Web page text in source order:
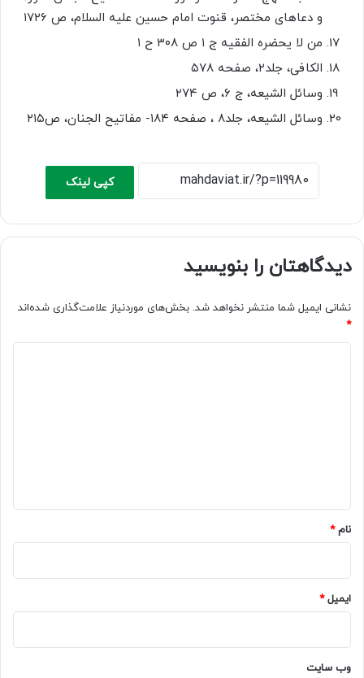
و دعاهای مختصر، قنوت امام حسین علیه السلام، ص ۱۷۲۶
من لا یحضره الفقیه ج ۱ ص ۳۰۸ ح ۱
الکافی، جلد۲، صفحه ۵۷۸
وسائل الشیعه، ج ۶، ص ۲۷۴
وسائل الشیعه، جلد۸ ، صفحه ۱۸۴- مفاتیح الجنان، ص۲۱۵
کپی لینک
دیدگاهتان را بنویسید
نشانی ایمیل شما منتشر نخواهد شد. بخش‌های موردنیاز علامت‌گذاری شده‌اند
*
نام*
ایمیل*
وب‌ سایت